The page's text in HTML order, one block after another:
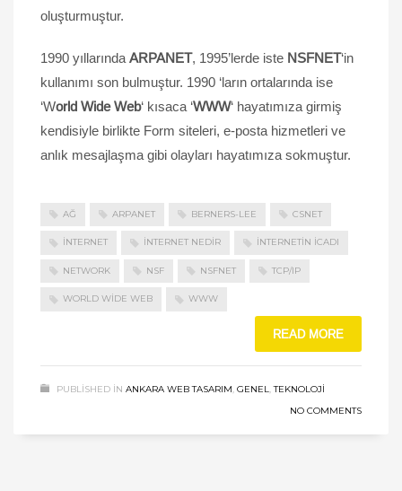
oluşturmuştur.
1990 yıllarında ARPANET, 1995’lerde iste NSFNET‘in
kullanımı son bulmuştur. 1990 ‘ların ortalarında ise
‘World Wide Web‘ kısaca ‘WWW‘ hayatımıza girmiş
kendisiyle birlikte Form siteleri, e-posta hizmetleri ve
anlık mesajlaşma gibi olayları hayatımıza sokmuştur.
AĞ ARPANET BERNERS-LEE CSNET
İNTERNET INTERNET NEDIR INTERNETIN ICADI
NETWORK NSF NSFNET TCP/IP
WORLD WIDE WEB WWW
READ MORE
PUBLISHED IN ANKARA WEB TASARIM GENEL ,TEKNOLOJI
NO COMMENTS